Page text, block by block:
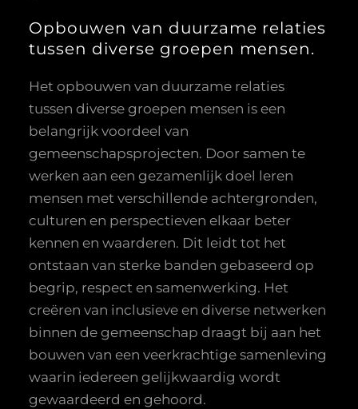
Opbouwen van duurzame relaties
tussen diverse groepen mensen.
Het opbouwen van duurzame relaties
tussen diverse groepen mensen is een
belangrijk voordeel van
gemeenschapsprojecten. Door samen te
werken aan een gezamenlijk doel leren
mensen met verschillende achtergronden,
culturen en perspectieven elkaar beter
kennen en waarderen. Dit leidt tot het
ontstaan van sterke banden gebaseerd op
begrip, respect en samenwerking. Het
creëren van inclusieve en diverse netwerken
binnen de gemeenschap draagt bij aan het
bouwen van een veerkrachtige samenleving
waarin iedereen gelijkwaardig wordt
gewaardeerd en gehoord.